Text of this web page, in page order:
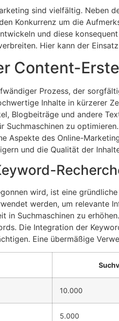
sind vielfältig. Neben
Konkurrenz um die
und diese
Hier kann der
Content-
Prozess, der
Inhalte in kürzerer
Blogbeiträge und andere
Suchmaschinen zu
Aspekte des Online-
und die Qualität der
wird, ist eine
werden, um relevante
in Suchmaschinen zu
Die Integration der
Eine übermäßige
10.000
5.000